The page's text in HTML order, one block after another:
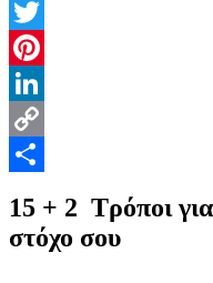
Facebook
Twitter
Pinterest
LinkedIn
Copy
15 + 2 Τρόποι
στόχο σου